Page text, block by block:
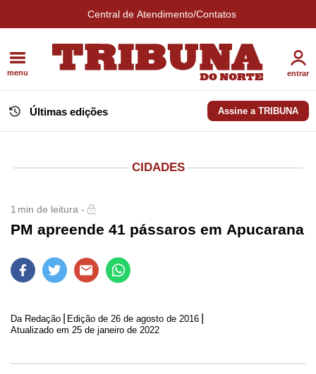
Central de Atendimento/Contatos
menu entrar
Últimas edições Assine a TRIBUNA
CIDADES
1 min de leitura -
PM apreende 41 pássaros em Apucarana
Da Redação Edição de 26 de agosto de 2016
Atualizado em 25 de janeiro de 2022